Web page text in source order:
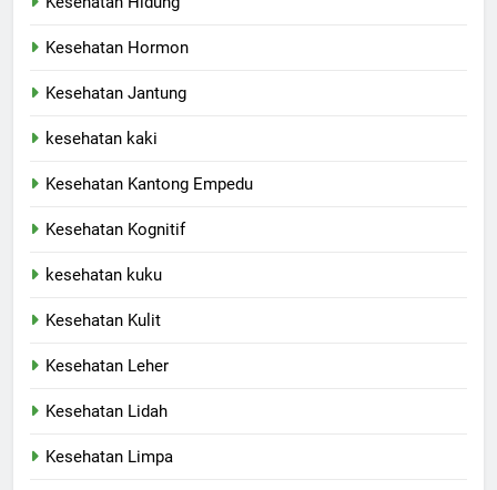
Kesehatan Hormon
Kesehatan Jantung
kesehatan kaki
Kesehatan Kantong Empedu
Kesehatan Kognitif
kesehatan kuku
Kesehatan Kulit
Kesehatan Leher
Kesehatan Lidah
Kesehatan Limpa